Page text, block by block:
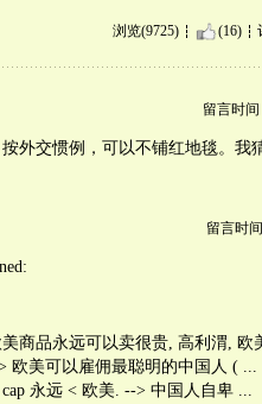
浏览(9725) (16)
留言时间
外交惯例，可以不铺红地毯。我
留言时
商品永远可以卖很贵, 高利渭, 欧
欧美可以雇佣最聪明的中国人 (
永远 < 欧美. --> 中国人自卑 ...